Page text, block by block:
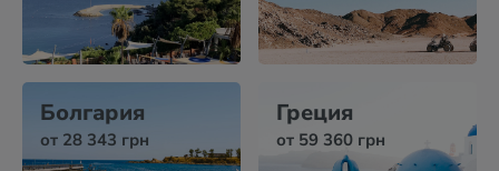
Болгария
от 28 343 грн
Греция
от 59 360 грн